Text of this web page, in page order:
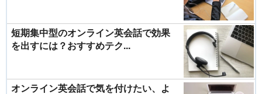
短期集中型のオンライン英会話で効果
を出すには？おすすめテク...
オンライン英会話で気を付けたい、よ